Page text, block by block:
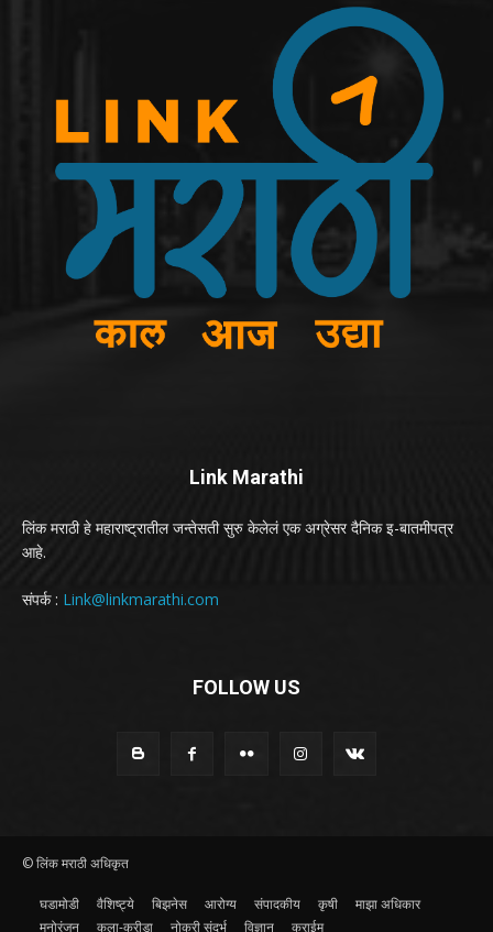
Link Marathi
लिंक मराठी हे महाराष्ट्रातील जन्तेसती सुरु केलेलं एक अग्रेसर दैनिक इ-बातमीपत्र
आहे.
संपर्क : Link@linkmarathi.com
FOLLOW US
© लिंक मराठी अधिकृत
घडामोडी वैशिष्ट्ये बिझनेस आरोग्य संपादकीय कृषी
माझा अधिकार
मनोरंजन
कला-क्रीडा नोकरी संदर्भ विज्ञान क्राईम